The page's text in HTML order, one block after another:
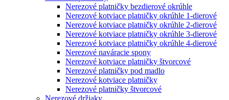
Nerezové platničky bezdierové okrúhle
Nerezové kotviace platničky okrúhle 1-dierové
Nerezové kotviace platničky okrúhle 2-dierové
Nerezové kotviace platničky okrúhle 3-dierové
Nerezové kotviace platničky okrúhle 4-dierové
Nerezové naváracie spony
Nerezové kotviace platničky štvorcové
Nerezové platničky pod madlo
Nerezové kotviace platničky
Nerezové platničky štvorcové